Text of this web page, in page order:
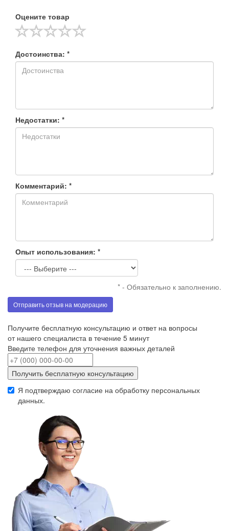
Оцените товар
Достоинства: *
Недостатки: *
Комментарий: *
Опыт использования: *
* - Обязательно к заполнению.
Отправить отзыв на модерацию
Получите бесплатную консультацию и ответ на вопросы
от нашего специалиста в течение 5 минут
Введите телефон для уточнения важных деталей
Получить бесплатную консультацию
Я подтверждаю согласие на обработку персональных
данных.